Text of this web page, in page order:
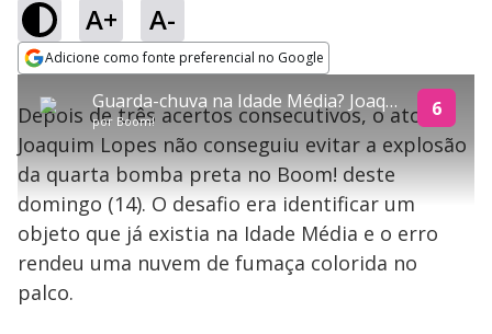
A+ A-
Adicione como fonte preferencial no Google
a
modal
window.
This
modal
be
by
the
Escape
key
explore
Conteúdo bloqueado
Lamentamos, mas o vídeo que está tentando assisitr é de exibição
exclusiva em território brasileiro :-(
Guarda-chuva na Idade Média? Joaquim interrompe sequência de acertos ao detonar bomba de R$ 4.000
por Boom!
6
Depois de três acertos consecutivos, o ator
Joaquim Lopes não conseguiu evitar a explosão
da quarta bomba preta no Boom! deste
domingo (14). O desafio era identificar um
objeto que já existia na Idade Média e o erro
rendeu uma nuvem de fumaça colorida no
palco.